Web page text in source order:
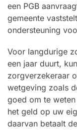
een PGB
gemeente
ondersteuning
Voor langdurige
een jaar duurt,
zorgverzekeraar
wetgeving zoals
goed om te
het geld op uw
daarvan betaalt